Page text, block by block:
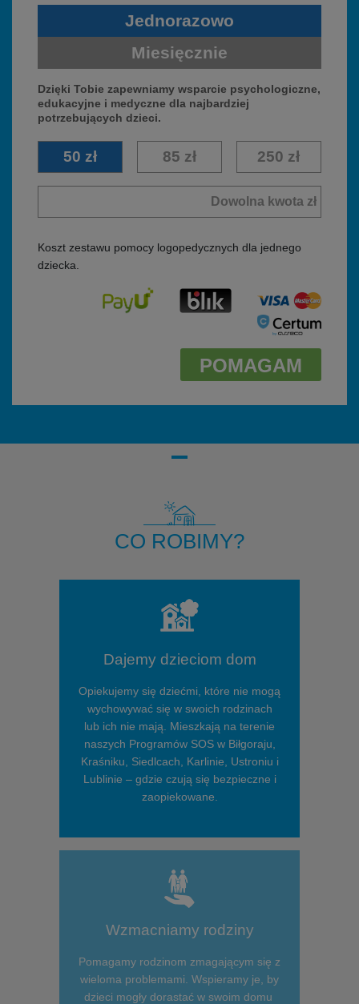
Jednorazowo
Miesięcznie
Dzięki Tobie zapewniamy wsparcie psychologiczne,
edukacyjne i medyczne dla najbardziej
potrzebujących dzieci.
50 zł 85 zł 250 zł
Koszt zestawu pomocy logopedycznych dla jednego
dziecka.
POMAGAM
Pola oznaczone symbolem * są wymagane
CO ROBIMY?
Dajemy dzieciom dom
Opiekujemy się dziećmi, które nie mogą
wychowywać się w swoich rodzinach
lub ich nie mają. Mieszkają na terenie
naszych Programów SOS w Biłgoraju,
Kraśniku, Siedlcach, Karlinie, Ustroniu i
Lublinie – gdzie czują się bezpieczne i
zaopiekowane.
Wzmacniamy rodziny
Pomagamy rodzinom zmagającym się z
wieloma problemami. Wspieramy je, by
dzieci mogły dorastać w swoim domu